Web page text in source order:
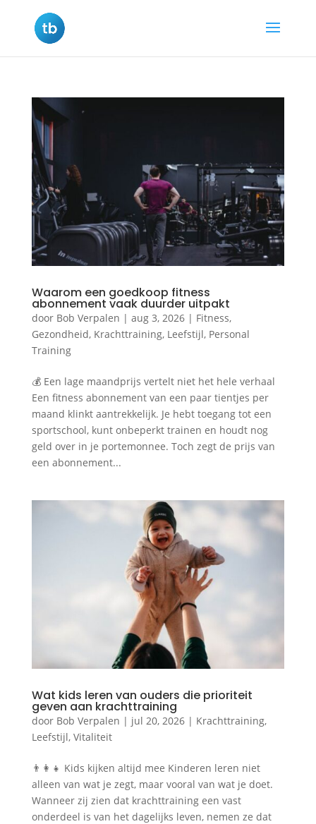
Waarom een goedkoop fitness
abonnement vaak duurder uitpakt
door Bob Verpalen | aug 3, 2026| Fitness,
Gezondheid, Krachttraining, Leefstijl, Personal
Training
💰 Een lage maandprijs vertelt niet het hele verhaal
Een fitness abonnement van een paar tientjes per
maand klinkt aantrekkelijk. Je hebt toegang tot een
sportschool, kunt onbeperkt trainen en houdt nog
geld over in je portemonnee. Toch zegt de prijs van
een abonnement...
Wat kids leren van ouders die prioriteit
geven aan krachttraining
door Bob Verpalen | jul 20, 2026| Krachttraining,
Leefstijl, Vitaliteit
👨‍👩‍👧 Kids kijken altijd mee Kinderen leren niet
alleen van wat je zegt, maar vooral van wat je doet.
Wanneer zij zien dat krachttraining een vast
onderdeel is van het dagelijks leven, nemen ze dat